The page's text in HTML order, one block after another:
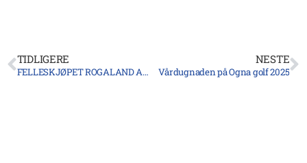
TIDLIGERE
FELLESKJØPET ROGALAND AGDER SA
NESTE
Vårdugnaden på Ogna golf 2025